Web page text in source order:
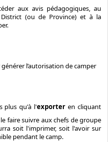
aux avis pédagogiques, au
(ou de Province) et à la
l’autorisation de camper
plus qu'à l'exporter en cliquant
faire suivre aux chefs de groupe
soit l'imprimer, soit l'avoir sur
pendant le camp.